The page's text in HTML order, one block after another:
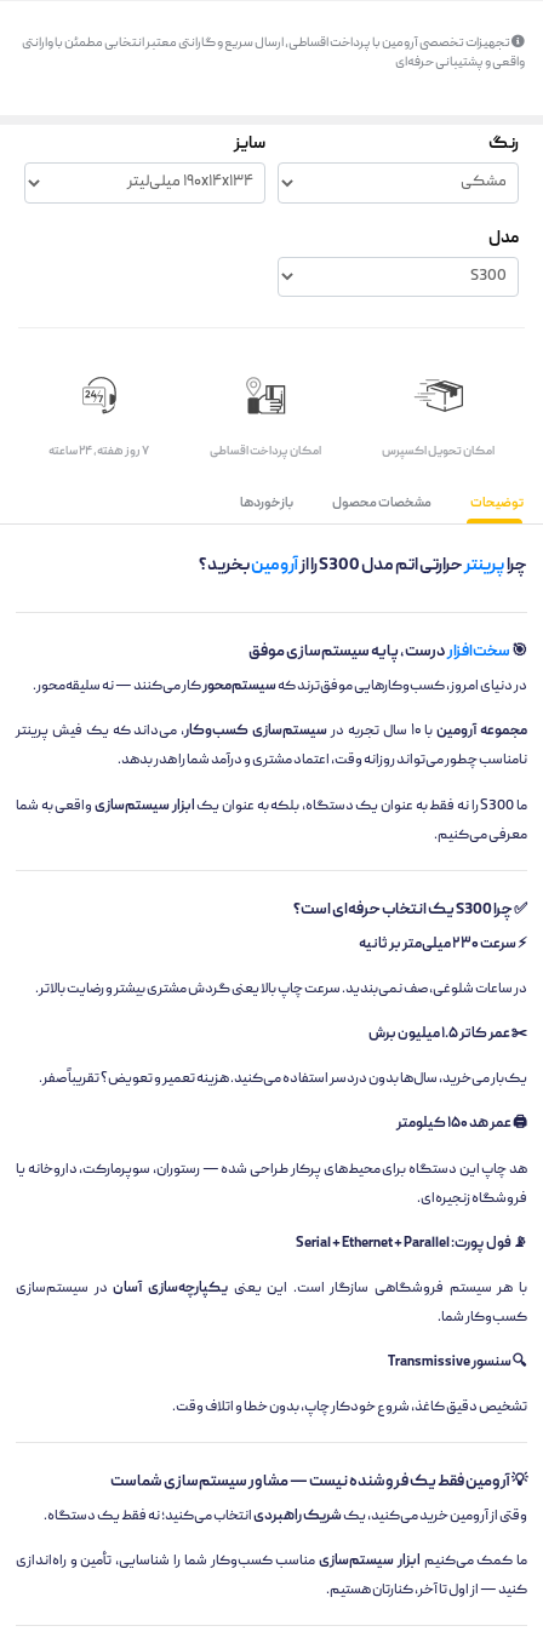
تجهیزات تخصصی آرومین با پرداخت اقساطی، ارسال سریع و گارانتی معتبر انتخابی مطمئن با وارانتی
واقعی و پشتیبانی حرفه‌ای
رنگ سایز
مدل
اﻣﮑﺎن ﺗﺤﻮﯾﻞ اﮐﺴﭙﺮس امکان پرداخت اقساطی ۷ روز ﻫﻔﺘﻪ، ۲۴ ﺳﺎﻋﺘﻪ
توضیحات مشخصات محصول بازخوردها
چراپرینترحرارتی اتم مدل S300 را از آرومینبخرید؟
🎯سخت‌افزاردرست، پایه سیستم‌سازی موفق
در دنیای امروز، کسب‌وکارهایی موفق‌ترند کهسیستم‌محورکار می‌کنند — نه سلیقه‌محور.
مجموعه آرومینبا ۱۰ سال تجربه در سیستم‌سازی کسب‌وکار، می‌داند که یک فیش پرینتر
نامناسب چطور می‌تواند روزانه وقت، اعتماد مشتری و درآمد شما را هدر بدهد.
ما S300 را نه فقط به عنوان یک دستگاه، بلکه به عنوان یک ابزار سیستم‌سازیواقعی به شما
معرفی می‌کنیم.
✅ چرا S300 یک انتخاب حرفه‌ای است؟
⚡ سرعت ۲۳۰ میلی‌متر بر ثانیه
در ساعات شلوغی، صف نمی‌بندید. سرعت چاپ بالا یعنی گردش مشتری بیشتر و رضایت بالاتر.
✂️ عمر کاتر ۱.۵ میلیون برش
یک‌بار می‌خرید، سال‌ها بدون دردسر استفاده می‌کنید. هزینه تعمیر و تعویض؟ تقریباً صفر.
🖨️ عمر هد ۱۵۰ کیلومتر
هد چاپ این دستگاه برای محیط‌های پرکار طراحی شده — رستوران، سوپرمارکت، داروخانه یا
فروشگاه زنجیره‌ای.
📡 فول پورت: Serial + Ethernet + Parallel
با هر سیستم فروشگاهی سازگار است. این یعنییکپارچه‌سازی آساندر سیستم‌سازی
کسب‌وکار شما.
🔍 سنسور Transmissive
تشخیص دقیق کاغذ، شروع خودکار چاپ، بدون خطا و اتلاف وقت.
💡 آرومین فقط یک فروشنده نیست — مشاور سیستم‌سازی شماست
وقتی از آرومین خرید می‌کنید، یکشریک راهبردیانتخاب می‌کنید؛ نه فقط یک دستگاه.
ما کمک می‌کنیم ابزار سیستم‌سازیمناسب کسب‌وکار شما را شناسایی، تأمین و راه‌اندازی
کنید — از اول تا آخر، کنارتان هستیم.